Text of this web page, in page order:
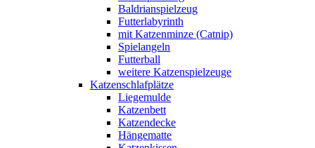
Baldrianspielzeug
Futterlabyrinth
mit Katzenminze (Catnip)
Spielangeln
Futterball
weitere Katzenspielzeuge
Katzenschlafplätze
Liegemulde
Katzenbett
Katzendecke
Hängematte